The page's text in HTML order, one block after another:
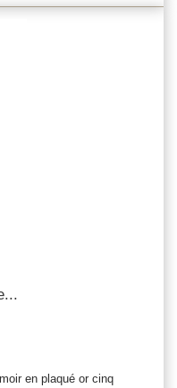
en plaqué or cinq